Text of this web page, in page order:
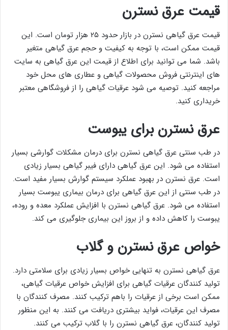
قیمت عرق نسترن
قیمت عرق گیاهی نسترن در بازار حدود ۲۵ هزار تومان است. این
قیمت ممکن است، با توجه به کیفیت و حجم عرق گیاهی متغیر
باشد. شما می توانید برای اطلاع از قیمت این عرق گیاهی به سایت
های اینترنتی فروش محصولات گیاهی و عطاری های محل خود
مراجعه کنید. توصیه می شود عرقیات گیاهی را از فروشگاهی معتبر
خریداری کنید.
عرق نسترن برای یبوست
در طب سنتی عرق گیاهی نسترن برای درمان مشکلات گوارشی بسیار
استفاده می شود. این عرق گیاهی دارای فیبر گیاهی بسیار زیادی
است. عرق نسترن در بهبود عملکرد سیستم گوارش بسیار مفید است.
در طب سنتی از این عرق گیاهی برای درمان بیماری یبوست بسیار
استفاده می شود. عرق گیاهی نسترن با افزایش عملکرد معده و روده،
یبوست را کاهش داده و از بروز این بیماری جلوگیری می کند.
خواص عرق نسترن و گلاب
عرق گیاهی نسترن به تنهایی خواص بسیار زیادی برای سلامتی دارد.
تولید کنندگان عرقیات گیاهی برای افزایش خواص عرقیات گیاهی،
ممکن است برخی از عرقیات را باهم ترکیب کنند. مصرف کنندگان با
مصرف این عرقیات، فواید بیشتری دریافت می کنند. به این منظور
تولید کنندگان، عرق گیاهی نسترن را با گلاب ترکیب می کنند.